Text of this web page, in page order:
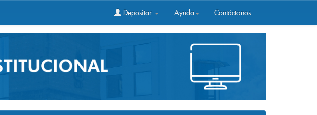
Depositar Ayuda Contáctanos